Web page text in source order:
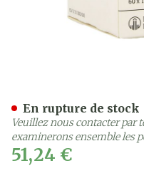
51,24 €
En rupture de stock
Veuillez nous contacter par
examinerons ensemble les